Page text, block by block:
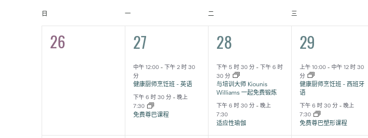
动
活
动
日 一 二 三
0
26
2
活
动,
27
中午 12:00 - 下午 2 时 30
分
健康厨师烹饪班 - 英语
下午 6 时 30 分 - 晚上
7:30
免费尊巴课程
2
活
动,
28
下午 5 时 30 分 - 下午 6 时
30 分
与培训大师 Kiounis
Williams 一起免费锻炼
下午 6 时 30 分 - 晚上
7:30
适应性瑜伽
2
活
动,
29
上午 10:00 - 中午 12 时 30
分
健康厨师烹饪班 - 西班牙
语
下午 6 时 30 分 - 晚上
7:30
免费尊巴塑形课程